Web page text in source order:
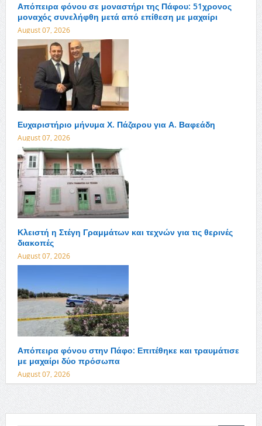
Απόπειρα φόνου σε μοναστήρι της Πάφου: 51χρονος
μοναχός συνελήφθη μετά από επίθεση με μαχαίρι
August 07, 2026
Ευχαριστήριο μήνυμα Χ. Πάζαρου για Α. Βαφεάδη
August 07, 2026
Κλειστή η Στέγη Γραμμάτων και τεχνών για τις θερινές
διακοπές
August 07, 2026
Απόπειρα φόνου στην Πάφο: Επιτέθηκε και τραυμάτισε
με μαχαίρι δύο πρόσωπα
August 07, 2026